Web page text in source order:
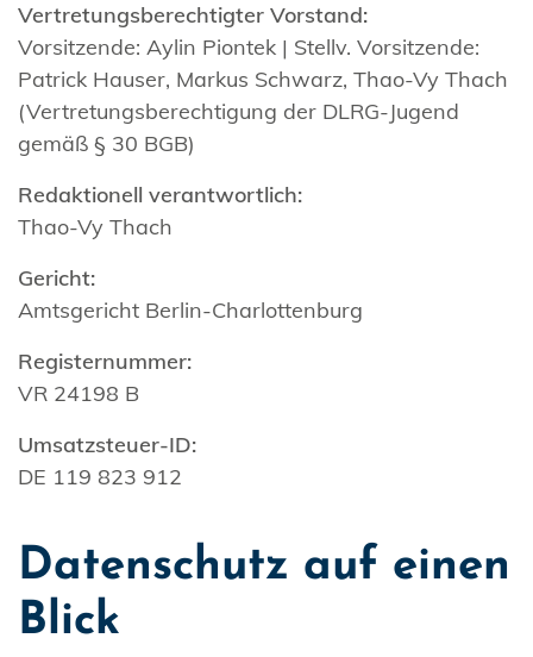
Vertretungsberechtigter Vorstand:
Vorsitzende: Aylin Piontek | Stellv. Vorsitzende:
Patrick Hauser, Markus Schwarz, Thao-Vy Thach
(Vertretungsberechtigung der DLRG-Jugend
gemäß § 30 BGB)
Redaktionell verantwortlich:
Thao-Vy Thach
Gericht:
Amtsgericht Berlin-Charlottenburg
Registernummer:
VR 24198 B
Umsatzsteuer-ID:
DE 119 823 912
Datenschutz auf einen
Blick